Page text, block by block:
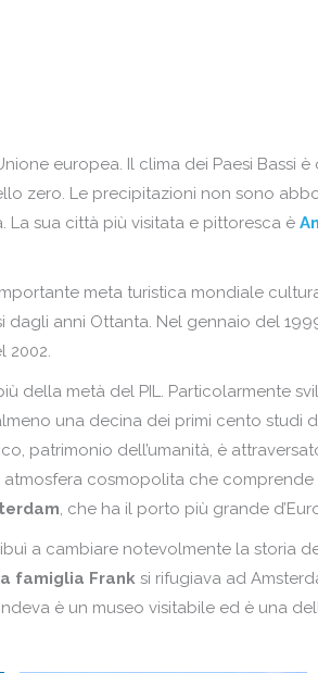
Portogallo
Repubblica
Spagna
Turchia
Russia
Turchia
europea. Il clima dei Paesi Bassi
zero. Le precipitazioni non sono
La sua città più visitata e pittoresca è
meta turistica mondiale
anni Ottanta. Nel gennaio del
2002.
della metà del PIL. Particolarmente
una decina dei primi cento studi
patrimonio dell’umanità, è
atmosfera cosmopolita che
, che ha il porto più grande
a cambiare notevolmente la storia
famiglia Frank si rifugiava ad
è un museo visitabile ed è una